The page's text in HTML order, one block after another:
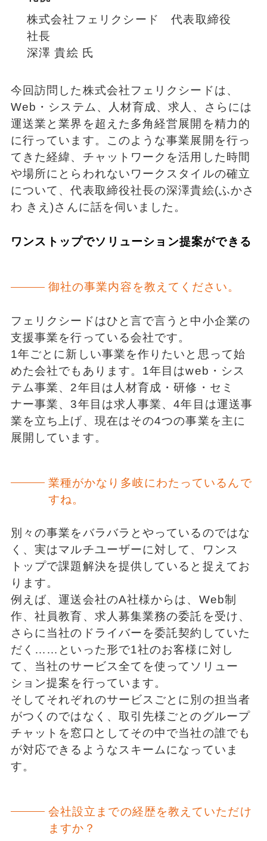
株式会社フェリクシード 代表取締役
社長
深澤 貴絵 氏
今回訪問した株式会社フェリクシードは、
Web・システム、人材育成、求人、さらには
運送業と業界を超えた多角経営展開を精力的
に行っています。このような事業展開を行っ
てきた経緯、チャットワークを活用した時間
や場所にとらわれないワークスタイルの確立
について、代表取締役社長の深澤貴絵(ふかさ
わ きえ)さんに話を伺いました。
ワンストップでソリューション提案ができる
御社の事業内容を教えてください。
フェリクシードはひと言で言うと中小企業の
支援事業を行っている会社です。
1年ごとに新しい事業を作りたいと思って始
めた会社でもあります。1年目はweb・シス
テム事業、2年目は人材育成・研修・セミ
ナー事業、3年目は求人事業、4年目は運送事
業を立ち上げ、現在はその4つの事業を主に
展開しています。
業種がかなり多岐にわたっているんで
すね。
別々の事業をバラバラとやっているのではな
く、実はマルチユーザーに対して、ワンス
トップで課題解決を提供していると捉えてお
ります。
例えば、運送会社のA社様からは、Web制
作、社員教育、求人募集業務の委託を受け、
さらに当社のドライバーを委託契約していた
だく……といった形で1社のお客様に対し
て、当社のサービス全てを使ってソリュー
ション提案を行っています。
そしてそれぞれのサービスごとに別の担当者
がつくのではなく、取引先様ごとのグループ
チャットを窓口としてその中で当社の誰でも
が対応できるようなスキームになっていま
す。
会社設立までの経歴を教えていただけ
ますか？